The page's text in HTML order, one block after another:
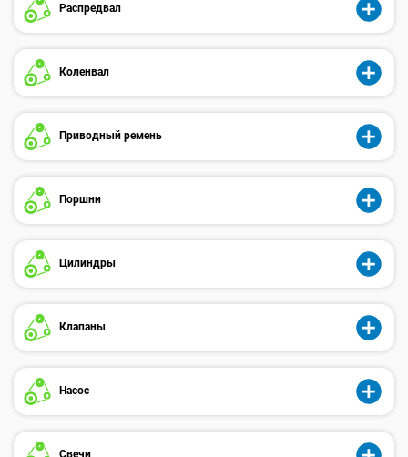
Распредвал
Коленвал
Приводный ремень
Поршни
Цилиндры
Клапаны
Насос
Свечи